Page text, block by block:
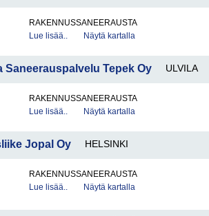
RAKENNUSSANEERAUSTA
Lue lisää..
Näytä kartalla
Saneerauspalvelu Tepek Oy ULVILA
RAKENNUSSANEERAUSTA
Lue lisää..
Näytä kartalla
Jopal Oy HELSINKI
RAKENNUSSANEERAUSTA
Lue lisää..
Näytä kartalla